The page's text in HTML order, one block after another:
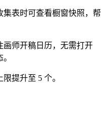
表时可查看橱窗快照，帮
师开稿日历，无需打开
提升至 5 个。